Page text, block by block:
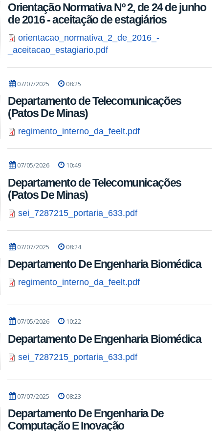
Orientação Normativa Nº 2, de 24 de junho
de 2016 - aceitação de estagiários
orientacao_normativa_2_de_2016_-
_aceitacao_estagiario.pdf
07/07/2025 08:25
Departamento de Telecomunicações
(Patos De Minas)
regimento_interno_da_feelt.pdf
07/05/2026 10:49
Departamento de Telecomunicações
(Patos De Minas)
sei_7287215_portaria_633.pdf
07/07/2025 08:24
Departamento De Engenharia Biomédica
regimento_interno_da_feelt.pdf
07/05/2026 10:22
Departamento De Engenharia Biomédica
sei_7287215_portaria_633.pdf
07/07/2025 08:23
Departamento De Engenharia De
Computação E Inovação